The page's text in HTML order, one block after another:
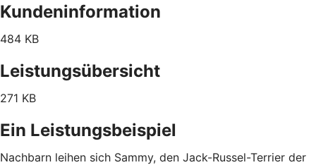
Kundeninformation
484 KB
Leistungsübersicht
271 KB
Ein Leistungsbeispiel
Nachbarn leihen sich Sammy, den Jack-Russel-Terrier der